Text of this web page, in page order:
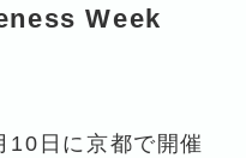
Week
10日に京都で開催